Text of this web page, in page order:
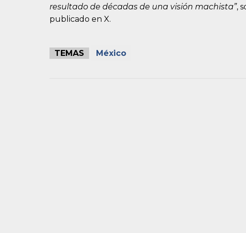
resultado de décadas de una visión machista”,
publicado en X.
TEMAS México